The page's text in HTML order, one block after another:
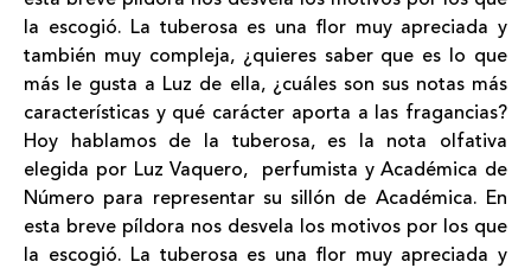
la escogió. La tuberosa es una flor muy apreciada y
también muy compleja, ¿quieres saber que es lo que
más le gusta a Luz de ella, ¿cuáles son sus notas más
características y qué carácter aporta a las fragancias?
Hoy hablamos de la tuberosa, es la nota olfativa
elegida por Luz Vaquero, perfumista yAcadémica de
Número para representar su sillón de Académica. En
esta breve píldora nos desvela los motivos por los que
la escogió. La tuberosa es una flor muy apreciada y